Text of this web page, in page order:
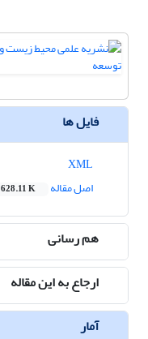
فایل ها
اصل مقاله
628.11 K
هم رسانی
ارجاع به این مقاله
آمار